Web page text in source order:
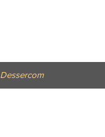
Dessercom